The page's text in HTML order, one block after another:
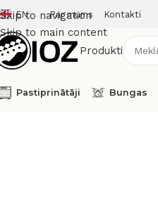
Skip to navigation
Skip to main content
EN Par mums Kontakti
Produkti
Pastiprinātāji Bungas